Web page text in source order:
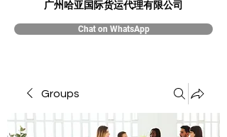
​广州哈亚国际货运代理有限公司
Chat on WhatsApp
Groups